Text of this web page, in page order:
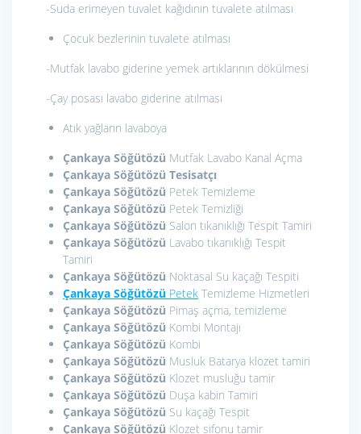
-Suda erimeyen tuvalet kağıdının tuvalete atılması
Çocuk bezlerinin tuvalete atılması
-Mutfak lavabo giderine yemek artıklarının dökülmesi
-Çay posası lavabo giderine atılması
Atık yağların lavaboya
Çankaya Söğütözü Mutfak Lavabo Kanal Açma
Çankaya Söğütözü Tesisatçı
Çankaya Söğütözü Petek Temizleme
Çankaya Söğütözü Petek Temizliği
Çankaya Söğütözü Salon tıkanıklığı Tespit Tamiri
Çankaya Söğütözü Lavabo tıkanıklığı Tespit
Tamiri
Çankaya Söğütözü Noktasal Su kaçağı Tespiti
Çankaya Söğütözü Petek Temizleme Hizmetleri
Çankaya Söğütözü Pimaş açma, temizleme
Çankaya Söğütözü Kombi Montajı
Çankaya Söğütözü Kombi
Çankaya Söğütözü Musluk Batarya klozet tamiri
Çankaya Söğütözü Klozet musluğu tamir
Çankaya Söğütözü Duşa kabin Tamiri
Çankaya Söğütözü Su kaçağı Tespit
Çankaya Söğütözü Klozet sifonu tamir